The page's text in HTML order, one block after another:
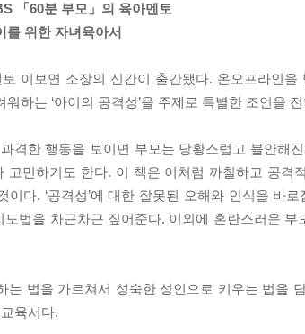
「60분 부모」의 육아멘토
를 위한 자녀육아서
이보연 소장의 신간이 출간됐다. 온오프라인
하는 ‘아이의 공격성’을 주제로 특별한 조언을
격한 행동을 보이면 부모는 당황스럽고 불안해진
고민하기도 한다. 이 책은 이처럼 까칠하고 공격
다. ‘공격성’에 대한 잘못된 오해와 인식을 바
법을 차근차근 짚어준다. 이외에 혼란스러운
는 법을 가르쳐서 성숙한 성인으로 키우는 법을
육서다.